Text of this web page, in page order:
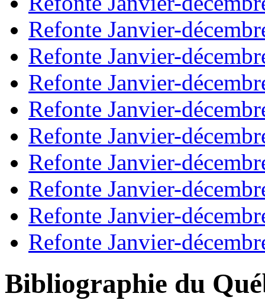
Refonte Janvier-
Refonte Janvier-
Refonte Janvier-
Refonte Janvier-
Refonte Janvier-
Refonte Janvier-
Refonte Janvier-
Refonte Janvier-
Refonte Janvier-
Bibliographie du